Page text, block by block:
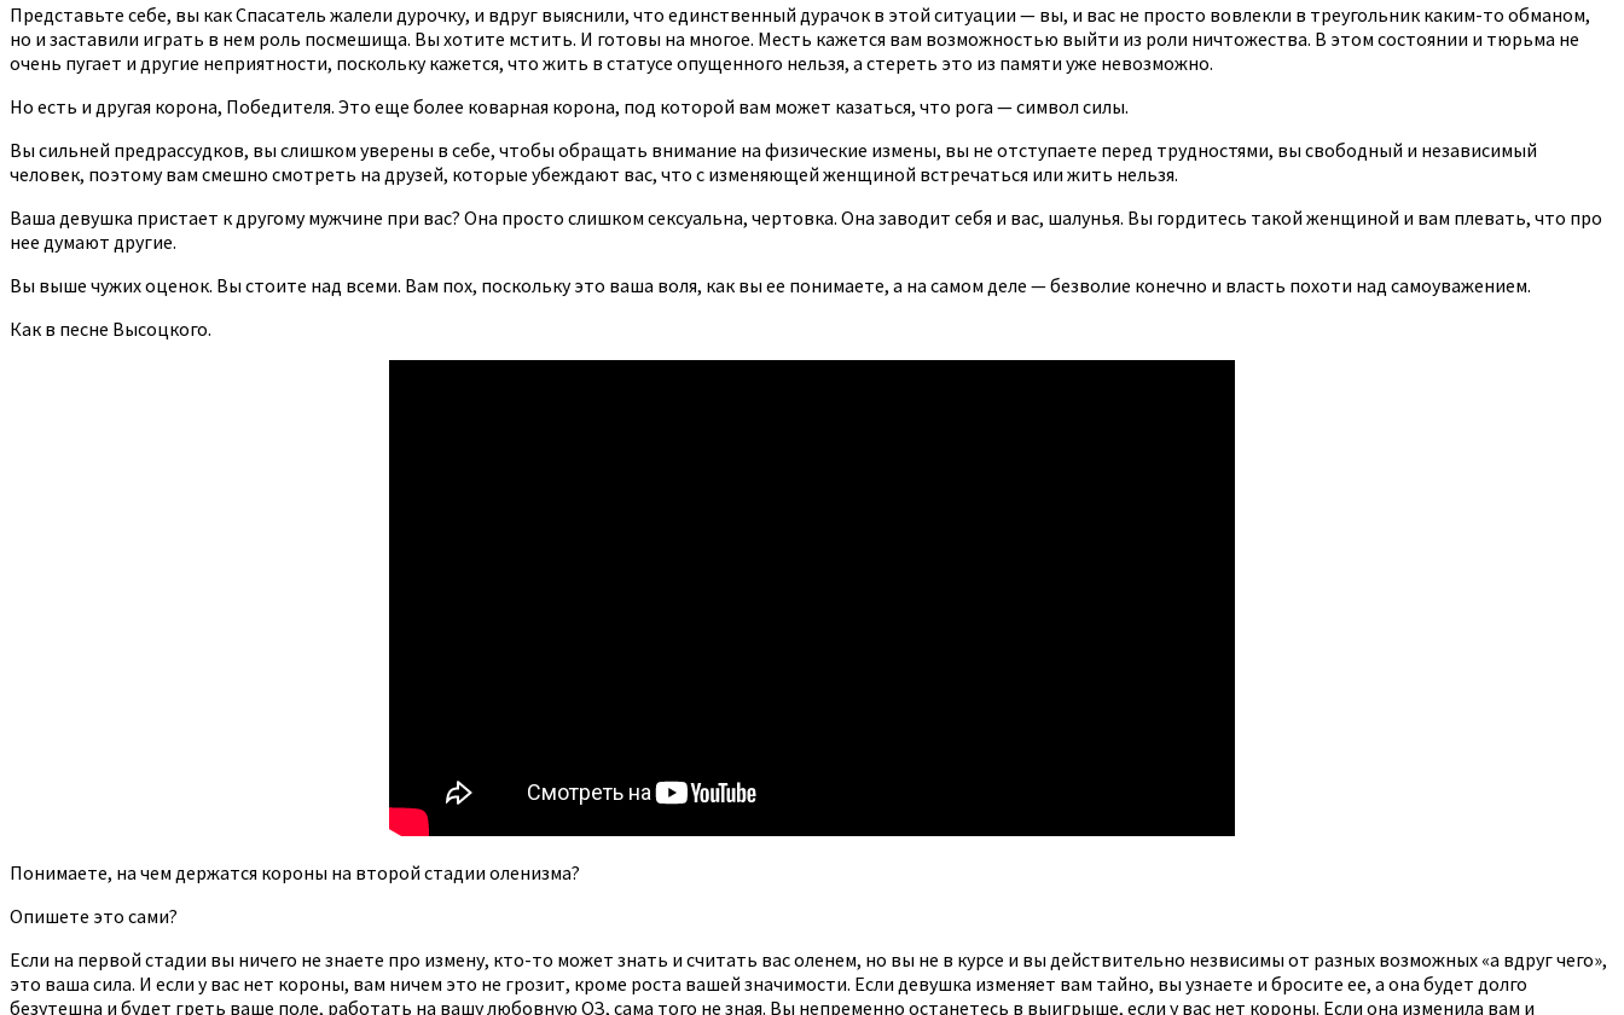
Представьте себе, вы как Спасатель жалели дурочку, и вдруг выяснили, что единственный дурачок в этой ситуации — вы, и вас не просто вовлекли в треугольник каким-то обманом,
но и заставили играть в нем роль посмешища. Вы хотите мстить. И готовы на многое. Месть кажется вам возможностью выйти из роли ничтожества. В этом состоянии и тюрьма не
очень пугает и другие неприятности, поскольку кажется, что жить в статусе опущенного нельзя, а стереть это из памяти уже невозможно.
Но есть и другая корона, Победителя. Это еще более коварная корона, под которой вам может казаться, что рога — символ силы.
Вы сильней предрассудков, вы слишком уверены в себе, чтобы обращать внимание на физические измены, вы не отступаете перед трудностями, вы свободный и независимый
человек, поэтому вам смешно смотреть на друзей, которые убеждают вас, что с изменяющей женщиной встречаться или жить нельзя.
Ваша девушка пристает к другому мужчине при вас? Она просто слишком сексуальна, чертовка. Она заводит себя и вас, шалунья. Вы гордитесь такой женщиной и вам плевать, что про
нее думают другие.
Вы выше чужих оценок. Вы стоите над всеми. Вам пох, поскольку это ваша воля, как вы ее понимаете, а на самом деле — безволие конечно и власть похоти над самоуважением.
Как в песне Высоцкого.
Понимаете, на чем держатся короны на второй стадии оленизма?
Опишете это сами?
Если на первой стадии вы ничего не знаете про измену, кто-то может знать и считать вас оленем, но вы не в курсе и вы действительно незвисимы от разных возможных «а вдруг чего»,
это ваша сила. И если у вас нет короны, вам ничем это не грозит, кроме роста вашей значимости. Если девушка изменяет вам тайно, вы узнаете и бросите ее, а она будет долго
безутешна и будет греть ваше поле, работать на вашу любовную ОЗ, сама того не зная. Вы непременно останетесь в выигрыше, если у вас нет короны. Если она изменила вам и